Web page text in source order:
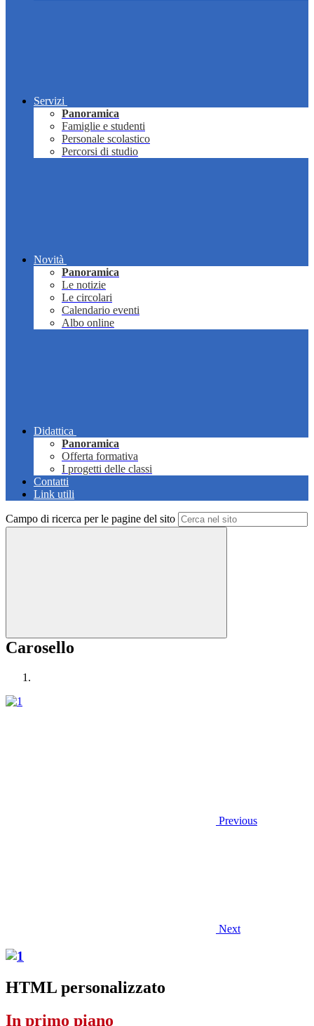
Servizi
Panoramica
Famiglie e studenti
Personale scolastico
Percorsi di studio
Novità
Panoramica
Le notizie
Le circolari
Calendario eventi
Albo online
Didattica
Panoramica
Offerta formativa
I progetti delle classi
Contatti
Link utili
Campo di ricerca per le pagine del sito
Carosello
Previous
Next
HTML personalizzato
In primo piano